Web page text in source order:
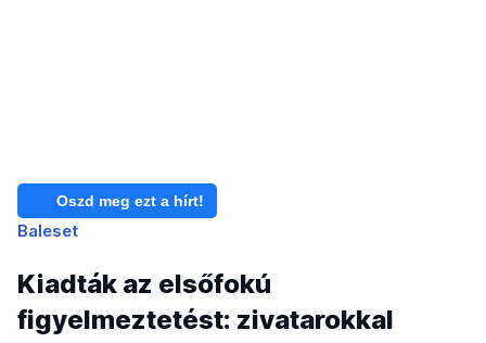
Oszd meg ezt a hírt!
Baleset
Kiadták az elsőfokú
figyelmeztetést: zivatarokkal